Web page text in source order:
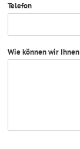
Telefon
Wie können wir